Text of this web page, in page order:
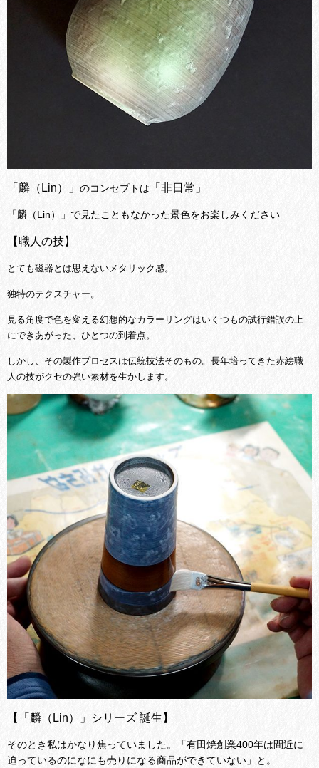
「麟（Lin）」 のコンセプトは 「非日常」
「麟（Lin）」で見たこともなかった景色をお楽しみください
【職人の技】
とても磁器とは思えないメタリック感。
独特のテクスチャー。
見る角度で色を変える幻想的なカラーリングはいくつもの試行錯誤の上
にできあがった、 ひとつの到着点。
しかし、その製作プロセスは伝統技法そのもの。長年培ってきた赤絵職
人の技がクセの強い素材を生かします。
【「麟（Lin）」シリーズ 誕生】
そのとき私はかなり焦っていました。「有田焼創業400年は間近に
迫っているのになにも売りになる商品ができていない」と。